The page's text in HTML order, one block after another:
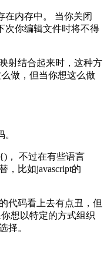
在内存中。 当你关闭
次你编辑文件时将不得
射结合起来时，这种方
做，但当你想这么做
， 不过在有些语言
，比如javascript的
代码看上去有点丑，但
想以特定的方式组织
择。